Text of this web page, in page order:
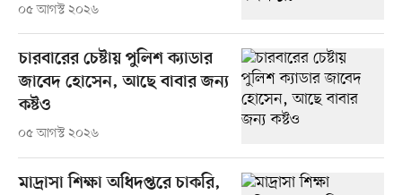
০৫ আগস্ট ২০২৬
চারবারের চেষ্টায় পুলিশ ক্যাডার
জাবেদ হোসেন, আছে বাবার জন্য
কষ্টও
০৫ আগস্ট ২০২৬
মাদ্রাসা শিক্ষা অধিদপ্তরে চাকরি,